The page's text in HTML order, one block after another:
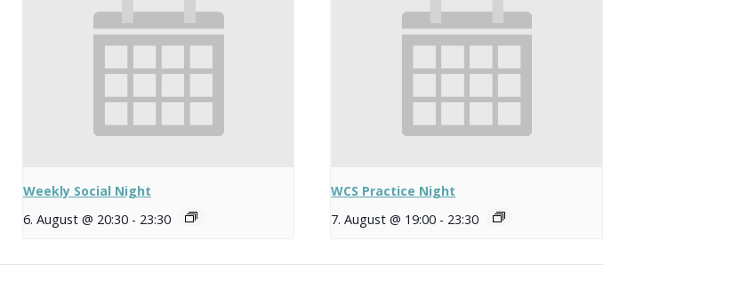
Weekly Social Night
6. August @ 20:30 - 23:30
WCS Practice Night
7. August @ 19:00 - 23:30